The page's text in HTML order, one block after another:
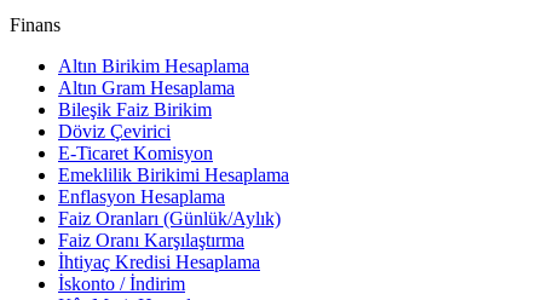
Finans
Altın Birikim Hesaplama
Altın Gram Hesaplama
Bileşik Faiz Birikim
Döviz Çevirici
E-Ticaret Komisyon
Emeklilik Birikimi Hesaplama
Enflasyon Hesaplama
Faiz Oranları (Günlük/Aylık)
Faiz Oranı Karşılaştırma
İhtiyaç Kredisi Hesaplama
İskonto / İndirim